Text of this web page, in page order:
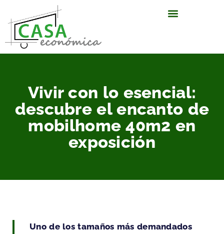
Vivir con lo esencial:
descubre el encanto de
mobilhome 40m2 en
exposición
Uno de los tamaños más demandados